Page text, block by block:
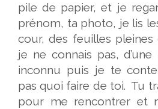
pile de papier, et je
prénom, ta photo, je lis
cour, des feuilles pleines
je ne connais pas, d’une
inconnu puis je te
pas quoi faire de toi. Tu
pour me rencontrer et